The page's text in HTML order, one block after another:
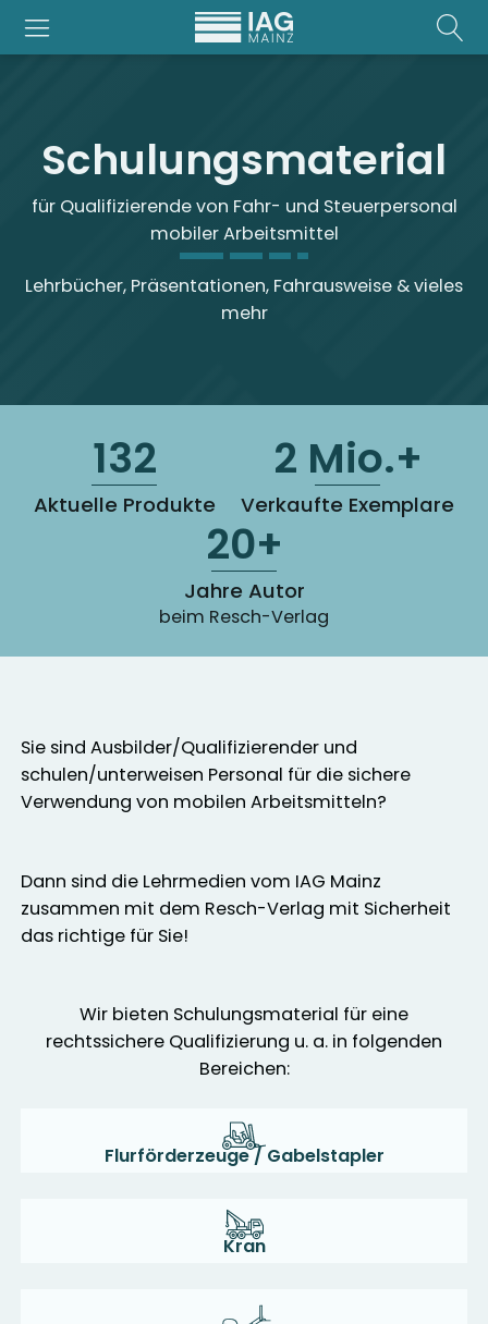
Schulungsmaterial
für Qualifizierende von Fahr- und Steuerpersonal
mobiler Arbeitsmittel
Lehrbücher, Präsentationen, Fahrausweise & vieles
mehr
132
Aktuelle Produkte
2 Mio.+
Verkaufte Exemplare
20+
Jahre Autor
beim Resch-Verlag
Sie sind Ausbilder/Qualifizierender und
schulen/unterweisen Personal für die sichere
Verwendung von mobilen Arbeitsmitteln?
Dann sind die Lehrmedien vom IAG Mainz
zusammen mit dem Resch-Verlag mit Sicherheit
das richtige für Sie!
Wir bieten Schulungsmaterial für eine
rechtssichere Qualifizierung u. a. in folgenden
Bereichen:
Flurförderzeuge / Gabelstapler
Kran